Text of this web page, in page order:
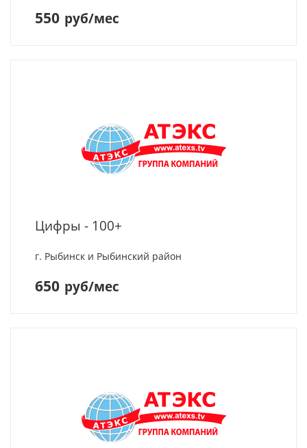
550 руб/мес
Цифры - 100+
г. Рыбинск и Рыбинский район
650 руб/мес